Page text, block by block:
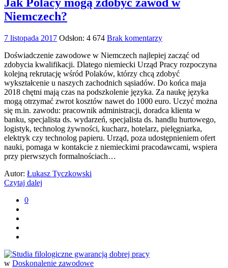
Niemczech?
7 listopada 2017 Odsłon: 4 674 Brak komentarzy
Doświadczenie zawodowe w Niemczech najlepiej zacząć od
zdobycia kwalifikacji. Dlatego niemiecki Urząd Pracy rozpoczyna
kolejną rekrutację wśród Polaków, którzy chcą zdobyć
wykształcenie u naszych zachodnich sąsiadów. Do końca maja
2018 chętni mają czas na podszkolenie języka. Za naukę języka
mogą otrzymać zwrot kosztów nawet do 1000 euro. Uczyć można
się m.in. zawodu: pracownik administracji, doradca klienta w
banku, specjalista ds. wydarzeń, specjalista ds. handlu hurtowego,
logistyk, technolog żywności, kucharz, hotelarz, pielęgniarka,
elektryk czy technolog papieru. Urząd, poza udostępnieniem ofert
nauki, pomaga w kontakcie z niemieckimi pracodawcami, wspiera
przy pierwszych formalnościach…
Autor: Łukasz Tyczkowski
Czytaj dalej
0
w Doskonalenie zawodowe